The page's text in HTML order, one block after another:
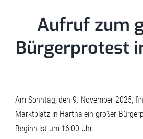
Aufruf zum
Bürgerprotest
Am Sonntag, den 9. November 2025,
Marktplatz in Hartha ein großer
Beginn ist um 16:00 Uhr.